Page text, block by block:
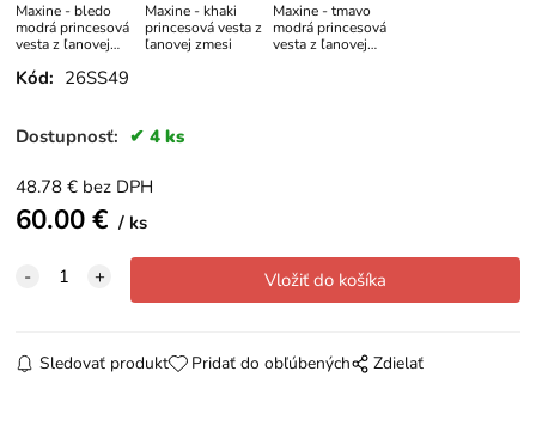
Maxine - bledo
modrá princesová
vesta z ľanovej
Maxine - khaki
princesová vesta z
ľanovej zmesi
Maxine - tmavo
modrá princesová
vesta z ľanovej
Kód: 26SS49
Dostupnosť: 4 ks
48.78 € bez DPH
60.00€ ks
Sledovať produkt Pridať do obľúbených Zdielať